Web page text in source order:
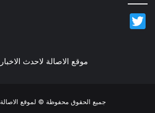
موقع الاصالة لاحدث الاخبار
جميع الحقوق محفوظة © لموقع الاصالة 2026